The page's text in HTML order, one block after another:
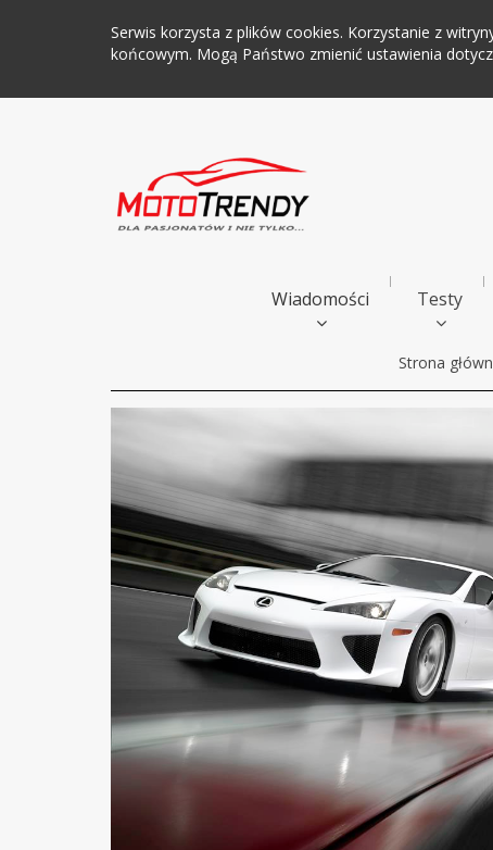
Serwis korzysta z plików cookies. Korzystanie z
końcowym. Mogą Państwo zmienić ustawienia
Wiadomości Testy
Strona